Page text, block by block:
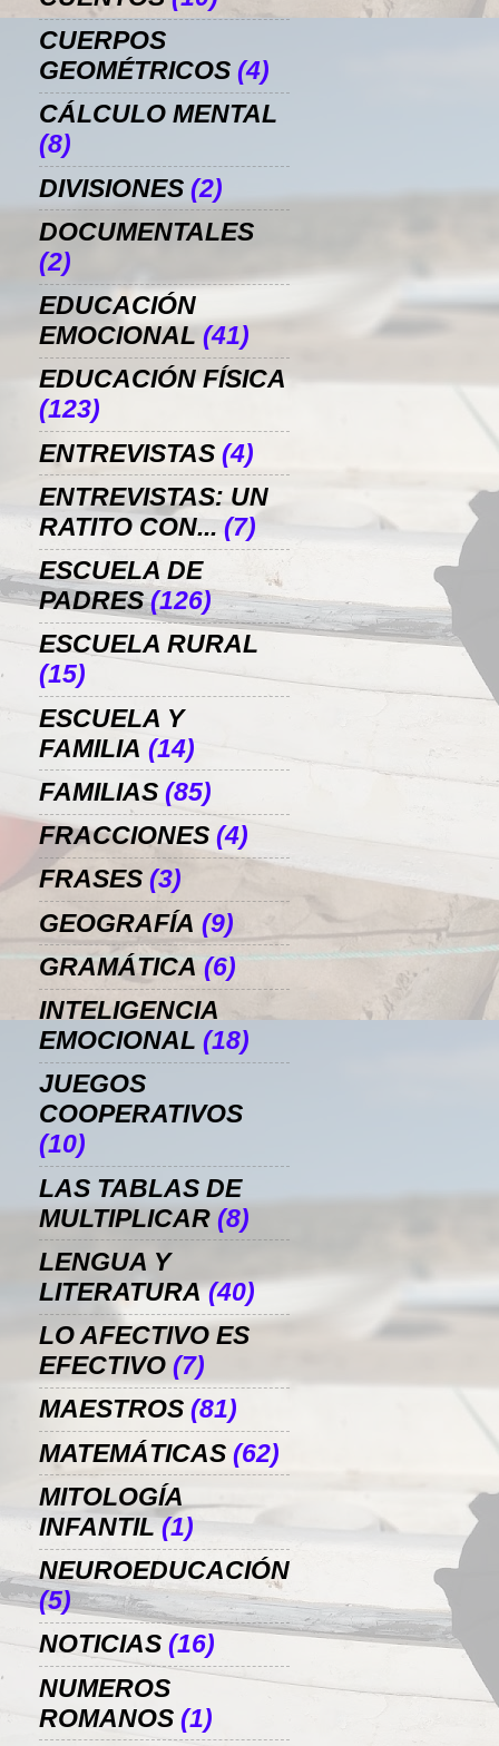
CUERPOS
GEOMÉTRICOS (4)
CÁLCULO MENTAL
(8)
DIVISIONES (2)
DOCUMENTALES
(2)
EDUCACIÓN
EMOCIONAL (41)
EDUCACIÓN FÍSICA
(123)
ENTREVISTAS (4)
ENTREVISTAS: UN
RATITO CON... (7)
ESCUELA DE
PADRES (126)
ESCUELA RURAL
(15)
ESCUELA Y
FAMILIA (14)
FAMILIAS (85)
FRACCIONES (4)
FRASES (3)
GEOGRAFÍA (9)
GRAMÁTICA (6)
INTELIGENCIA
EMOCIONAL (18)
JUEGOS
COOPERATIVOS
(10)
LAS TABLAS DE
MULTIPLICAR (8)
LENGUA Y
LITERATURA (40)
LO AFECTIVO ES
EFECTIVO (7)
MAESTROS (81)
MATEMÁTICAS (62)
MITOLOGÍA
INFANTIL (1)
NEUROEDUCACIÓN
(5)
NOTICIAS (16)
NUMEROS
ROMANOS (1)